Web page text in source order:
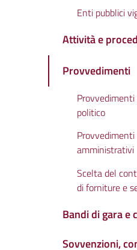
Enti pubblici
Attività e
Provvedimenti
politico
amministrativi
Scelta del
di forniture e
Bandi di gara e
Sovvenzioni,